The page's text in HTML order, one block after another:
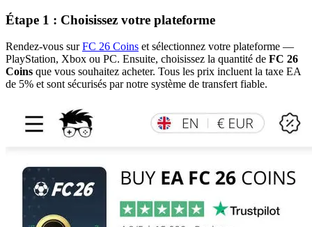
Étape 1 : Choisissez votre plateforme
Rendez-vous surFC 26 Coins et sélectionnez votre plateforme —
PlayStation, Xbox ou PC. Ensuite, choisissez la quantité de FC 26
Coins que vous souhaitez acheter. Tous les prix incluent la taxe EA
de 5% et sont sécurisés par notre système de transfert fiable.